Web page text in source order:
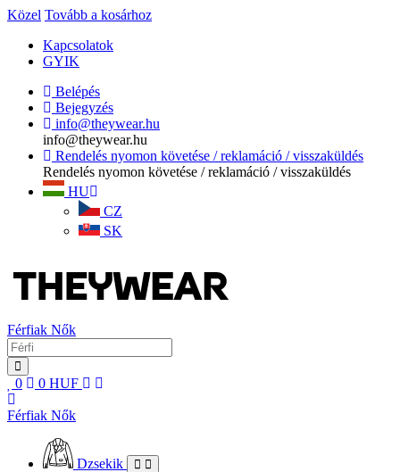
Közel Tovább a kosárhoz
Kapcsolatok
GYIK
Belépés
Bejegyzés
info@theywear.hu
info@theywear.hu
Rendelés nyomon követése / reklamáció / visszaküldés
Rendelés nyomon követése / reklamáció / visszaküldés
HU
CZ
SK
Férfiak Nők
0 0 HUF
Férfiak Nők
Dzsekik